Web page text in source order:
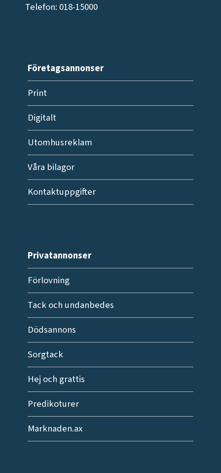
Telefon: 018-15000
Företagsannonser
Print
Digitalt
Utomhusreklam
Våra bilagor
Kontaktuppgifter
Privatannonser
Förlovning
Tack och undanbedes
Dödsannons
Sorgtack
Hej och grattis
Predikoturer
Marknaden.ax